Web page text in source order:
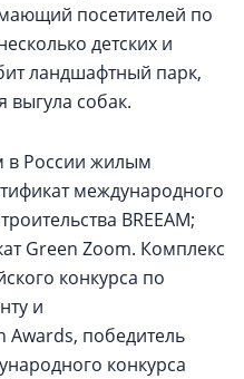
посетителей по
детских и
ландшафтный парк,
выгула собак.
в России жилым
международного
BREEAM;
Green Zoom. Комплекс
конкурса по
и
Awards, победитель
конкурса